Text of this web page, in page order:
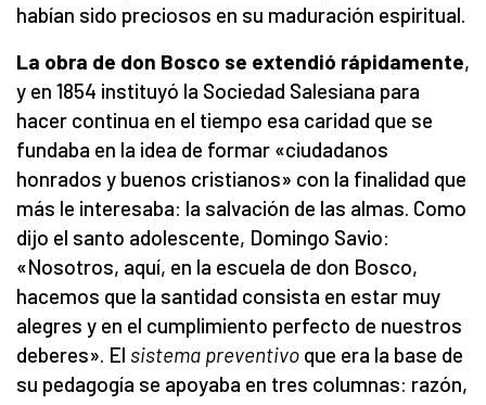
habían sido preciosos en su maduración espiritual.
La obra de don Bosco se extendió rápidamente,
y en 1854 instituyó la Sociedad Salesiana para
hacer continua en el tiempo esa caridad que se
fundaba en la idea de formar «ciudadanos
honrados y buenos cristianos» con la finalidad que
más le interesaba: la salvación de las almas. Como
dijo el santo adolescente, Domingo Savio:
«Nosotros, aquí, en la escuela de don Bosco,
hacemos que la santidad consista en estar muy
alegres y en el cumplimiento perfecto de nuestros
deberes». El sistema preventivo que era la base de
su pedagogía se apoyaba en tres columnas: razón,